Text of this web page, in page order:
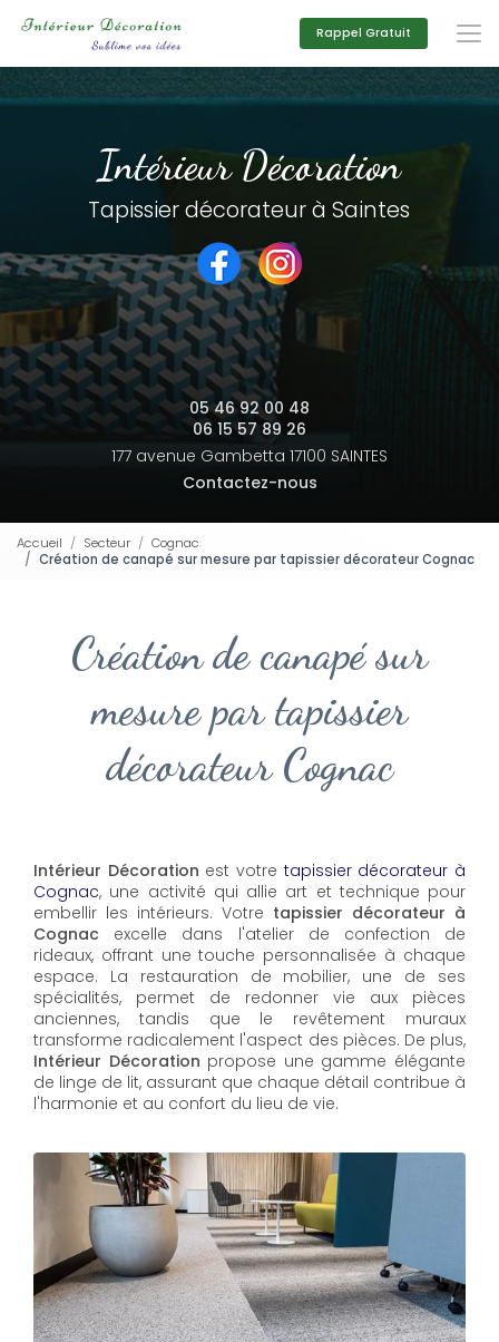
principal
Rappel Gratuit
Intérieur Décoration
Tapissier décorateur à Saintes
05 46 92 00 48
06 15 57 89 26
177 avenue Gambetta 17100 SAINTES
Contactez-nous
Accueil Secteur
Cognac
Création de canapé sur mesure par tapissier décorateur Cognac
Création de canapé sur
mesure par tapissier
décorateur Cognac
Intérieur Décoration est votre tapissier décorateur à
Cognac, une activité qui allie art et technique pour
embellir les intérieurs. Votre tapissier décorateur à
Cognac excelle dans l'atelier de confection de
rideaux, offrant une touche personnalisée à chaque
espace. La restauration de mobilier, une de ses
spécialités, permet de redonner vie aux pièces
anciennes, tandis que le revêtement muraux
transforme radicalement l'aspect des pièces. De plus,
Intérieur Décoration propose une gamme élégante
de linge de lit, assurant que chaque détail contribue à
l'harmonie et au confort du lieu de vie.